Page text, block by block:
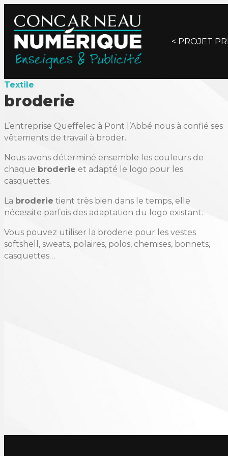
Posts
< PROJET
Textile
broderie
L’entreprise Queffelec à Pont l’Abbé nous à confié ses
vêtements de travail à broder.
Nous avons déterminé ensemble les couleurs de
chaque broderie et adapté le logo pour les
casquettes.
La broderie tient très bien dans le temps, elle
nécessite parfois des adaptation du logo existant.
Vous pouvez utiliser la broderie pour les vestes
softshell, sweats, polaires, polos, chemises, bonnets,
casquettes…